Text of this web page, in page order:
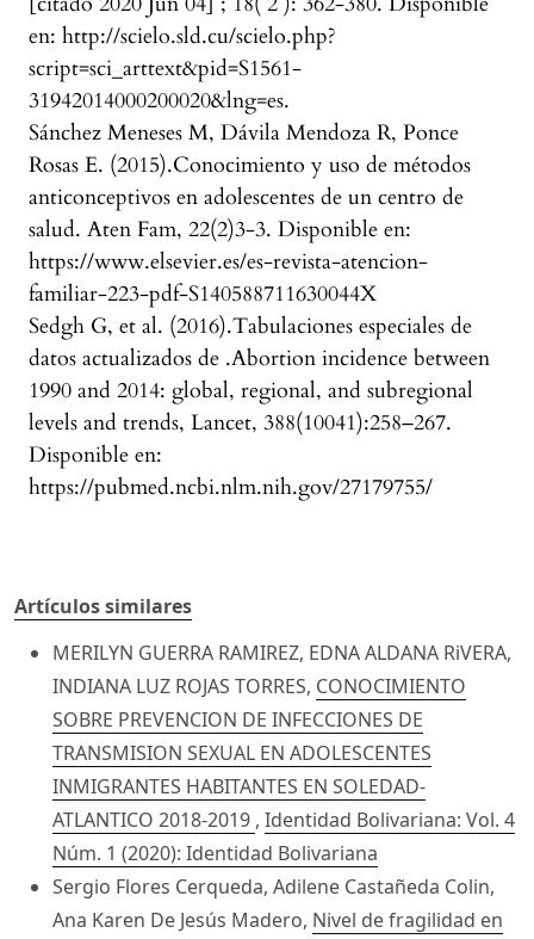
en: http://scielo.sld.cu/scielo.php?
script=sci_arttext&pid=S1561-
31942014000200020&lng=es.
Sánchez Meneses M, Dávila Mendoza R, Ponce
Rosas E. (2015).Conocimiento y uso de métodos
anticonceptivos en adolescentes de un centro de
salud. Aten Fam, 22(2)3-3. Disponible en:
https://www.elsevier.es/es-revista-atencion-
familiar-223-pdf-S140588711630044X
Sedgh G, et al. (2016).Tabulaciones especiales de
datos actualizados de .Abortion incidence between
1990 and 2014: global, regional, and subregional
levels and trends, Lancet, 388(10041):258–267.
Disponible en:
https://pubmed.ncbi.nlm.nih.gov/27179755/
Artículos similares
MERILYN GUERRA RAMIREZ, EDNA ALDANA RiVERA,
INDIANA LUZ ROJAS TORRES, CONOCIMIENTO
SOBRE PREVENCION DE INFECCIONES DE
TRANSMISION SEXUAL EN ADOLESCENTES
INMIGRANTES HABITANTES EN SOLEDAD-
ATLANTICO 2018-2019 , Identidad Bolivariana: Vol. 4
Núm. 1 (2020): Identidad Bolivariana
Sergio Flores Cerqueda, Adilene Castañeda Colin,
Ana Karen De Jesús Madero, Nivel de fragilidad en